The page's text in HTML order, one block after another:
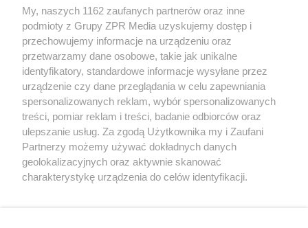
Zagrożenie wybuchem w
Swarzędzu. Policja zatrzymała 35-
latka, który zgłosił ładunek w swoim
My, naszych 1162 zaufanych partnerów oraz inne
podmioty z Grupy ZPR Media uzyskujemy dostęp i
przechowujemy informacje na urządzeniu oraz
przetwarzamy dane osobowe, takie jak unikalne
identyfikatory, standardowe informacje wysyłane przez
urządzenie czy dane przeglądania w celu zapewniania
spersonalizowanych reklam, wybór spersonalizowanych
treści, pomiar reklam i treści, badanie odbiorców oraz
ulepszanie usług. Za zgodą Użytkownika my i Zaufani
Partnerzy możemy używać dokładnych danych
geolokalizacyjnych oraz aktywnie skanować
charakterystykę urządzenia do celów identyfikacji.